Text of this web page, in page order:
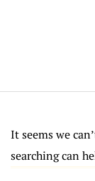
It seems we
searching can